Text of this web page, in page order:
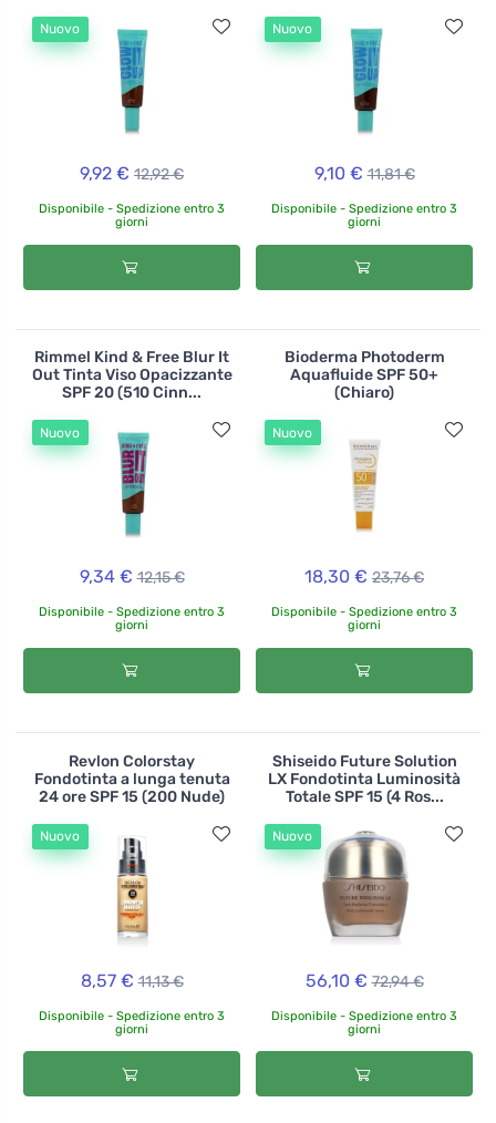
Nuovo
9,92 € 12,92 €
Disponibile - Spedizione entro 3
giorni
Nuovo
9,10 € 11,81 €
Disponibile - Spedizione entro 3
giorni
Rimmel Kind & Free Blur It
Out Tinta Viso Opacizzante
SPF 20 (510 Cinn...
Nuovo
9,34 € 12,15 €
Disponibile - Spedizione entro 3
giorni
Bioderma Photoderm
Aquafluide SPF 50+
(Chiaro)
Nuovo
18,30 € 23,76 €
Disponibile - Spedizione entro 3
giorni
Revlon Colorstay
Fondotinta a lunga tenuta
24 ore SPF 15 (200 Nude)
Nuovo
8,57 € 11,13 €
Disponibile - Spedizione entro 3
giorni
Shiseido Future Solution
LX Fondotinta Luminosità
Totale SPF 15 (4 Ros...
Nuovo
56,10 € 72,94 €
Disponibile - Spedizione entro 3
giorni